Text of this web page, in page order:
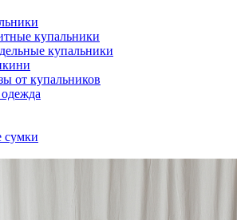
купальники
купальники
от купальников